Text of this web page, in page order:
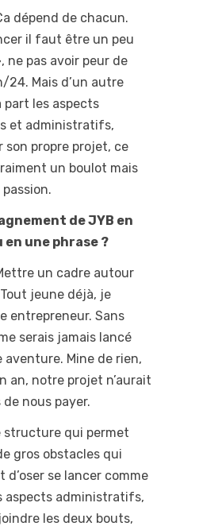
dépend de chacun.
il faut être un peu
ne pas avoir peur de
24. Mais d’un autre
part les aspects
et administratifs,
son propre projet, ce
un boulot mais
de JYB en
en une phrase ?
un cadre autour
jeune déjà, je
entrepreneur. Sans
serais jamais lancé
Mine de rien,
an, notre projet n’aurait
de nous payer.
structure qui permet
gros obstacles qui
d’oser se lancer comme
aspects administratifs,
les deux bouts,